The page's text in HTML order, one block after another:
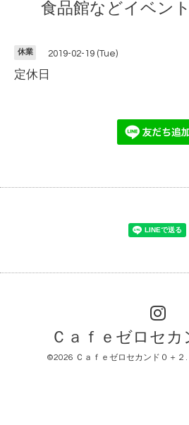
食品館などイベン
休業 2019-02-19 (Tue)
定休日
Ｃａｆｅゼロセカ
©2026 Ｃａｆｅゼロセカンド０＋２